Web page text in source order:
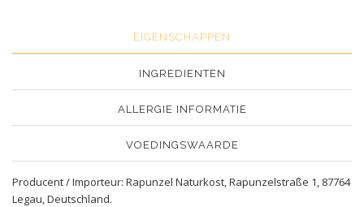
EIGENSCHAPPEN
INGREDIENTEN
ALLERGIE INFORMATIE
VOEDINGSWAARDE
Producent / Importeur: Rapunzel Naturkost, Rapunzelstraße 1, 87764
Legau, Deutschland.